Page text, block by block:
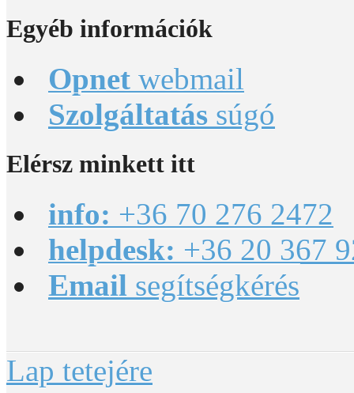
Egyéb információk
Opnet webmail
Szolgáltatás súgó
Elérsz minkett itt
info: +36 70 276 2472
helpdesk: +36 20 367
Email segítségkérés
Lap tetejére